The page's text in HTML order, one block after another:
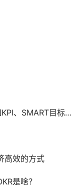
目标等）有何不同？
高效的方式
是啥？